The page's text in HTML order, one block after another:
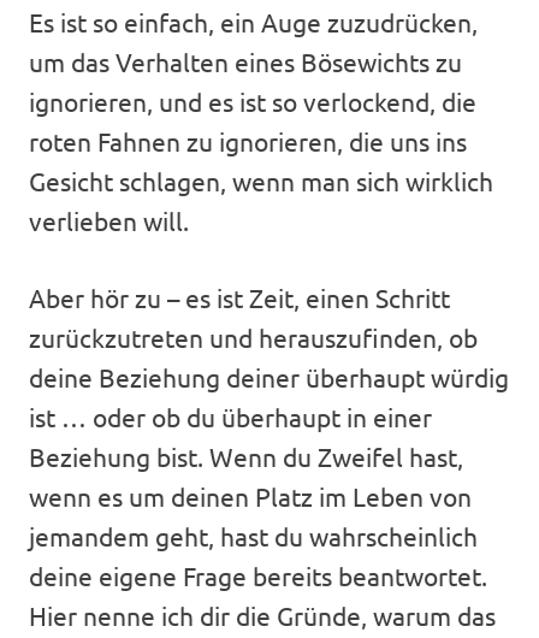
Es ist so einfach, ein Auge zuzudrücken,
um das Verhalten eines Bösewichts zu
ignorieren, und es ist so verlockend, die
roten Fahnen zu ignorieren, die uns ins
Gesicht schlagen, wenn man sich wirklich
verlieben will.
Aber hör zu – es ist Zeit, einen Schritt
zurückzutreten und herauszufinden, ob
deine Beziehung deiner überhaupt würdig
ist … oder ob du überhaupt in einer
Beziehung bist. Wenn du Zweifel hast,
wenn es um deinen Platz im Leben von
jemandem geht, hast du wahrscheinlich
deine eigene Frage bereits beantwortet.
Hier nenne ich dir die Gründe, warum das